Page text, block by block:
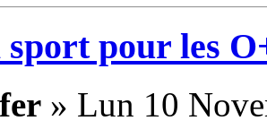
pour les
» Lun 10